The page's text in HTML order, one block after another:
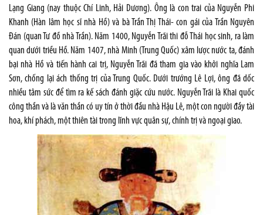
Lạng Giang (nay thuộc Chí Linh, Hải Dương). Ông là con trai của Nguyễn Phi
Khanh (Hàn lâm học sĩ nhà Hồ) và bà Trần Thị Thái- con gái của Trần Nguyên
Đán (quan Tư đồ nhà Trần). Năm 1400, Nguyễn Trãi thi đỗ Thái học sinh, ra làm
quan dưới triều Hồ. Năm 1407, nhà Minh (Trung Quốc) xâm lược nước ta, đánh
bại nhà Hồ và tiến hành cai trị, Nguyễn Trãi đã tham gia vào khởi nghĩa Lam
Sơn, chống lại ách thống trị của Trung Quốc. Dưới trướng Lê Lợi, ông đã dốc
nhiều tâm sức để tìm ra kế sách đánh giặc cứu nước. Nguyễn Trãi là Khai quốc
công thần và là văn thần có uy tín ở thời đầu nhà Hậu Lê, một con người đầy tài
hoa, khí phách, một thiên tài trong lĩnh vực quân sự, chính trị và ngoại giao.